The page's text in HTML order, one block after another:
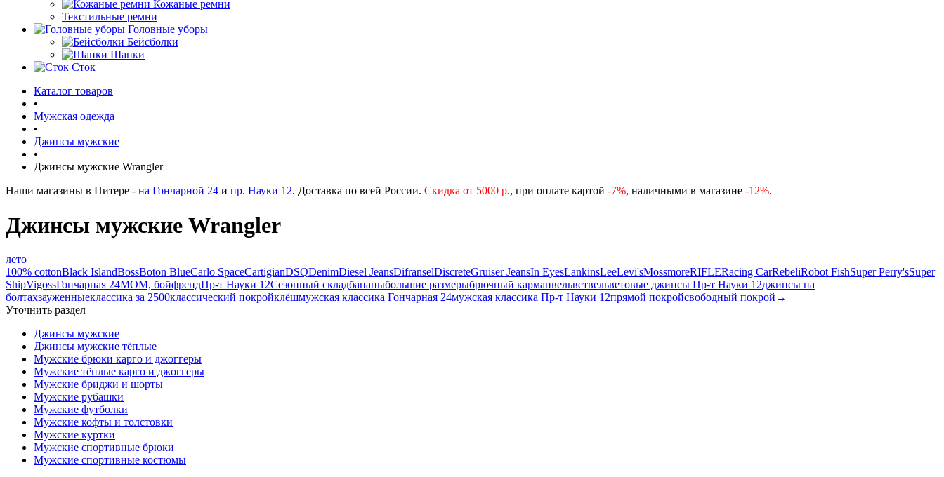
Кожаные ремни
Текстильные ремни
Головные уборы
Бейсболки
Шапки
Сток
Каталог товаров
•
Мужская одежда
•
Джинсы мужские
•
Джинсы мужские Wrangler
Наши магазины в Питере - на Гончарной 24 и пр. Науки 12. Доставка по всей России. Скидка от 5000 р., при оплате картой -7%, наличными в магазине -12%.
Джинсы мужские Wrangler
лето
100% cottonBlack IslandBossBoton BlueCarlo SpaceCartigianDSQDenimDiesel JeansDifranselDiscreteGruiser JeansIn EyesLankinsLeeLevi'sMossmoreRIFLERacing CarRebeliRobot FishSuper Perry'sSuper
ShipVigossГончарная 24МОМ, бойфрендПр-т Науки 12Сезонный складбананыбольшие размерыбрючный карманвельветвельветовые джинсы Пр-т Науки 12джинсы на
болтахзауженныеклассика за 2500классический покройклёшмужская классика Гончарная 24мужская классика Пр-т Науки 12прямой покройсвободный покрой →
Уточнить раздел
Джинсы мужские
Джинсы мужские тёплые
Мужские брюки карго и джоггеры
Мужские тёплые карго и джоггеры
Мужские бриджи и шорты
Мужские рубашки
Мужские футболки
Мужские кофты и толстовки
Мужские куртки
Мужские спортивные брюки
Мужские спортивные костюмы